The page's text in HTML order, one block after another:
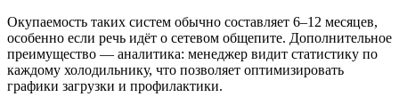
Окупаемость таких систем обычно составляет 6–12 месяцев,
особенно если речь идёт о сетевом общепите. Дополнительное
преимущество — аналитика: менеджер видит статистику по
каждому холодильнику, что позволяет оптимизировать
графики загрузки и профилактики.